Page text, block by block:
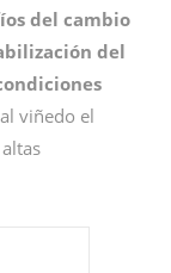
del cambio
del
viñedo el